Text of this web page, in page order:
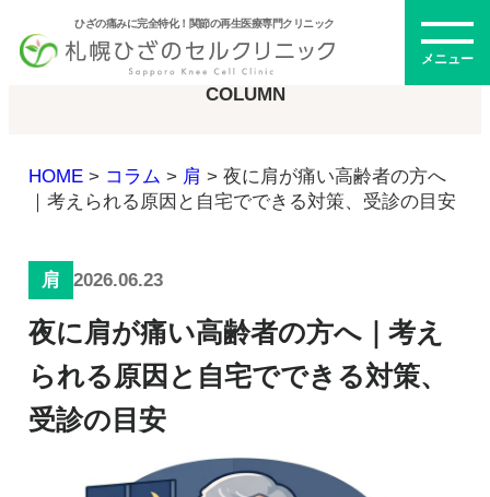
ひざの痛みに完全特化！関節の再生医療専門クリニック
メニュー
初めての方へ
メニュー・料金
ひざの再生医療とは
幹細胞治療
PRP治療
幹細胞培養上清液
再生医療とは
ドクター紹介
コラム
COLUMN
HOME> コラム > 肩 > 夜に肩が痛い高齢者の方へ
｜考えられる原因と自宅でできる対策、受診の目安
肩 2026.06.23
夜に肩が痛い高齢者の方へ｜考え
られる原因と自宅でできる対策、
受診の目安